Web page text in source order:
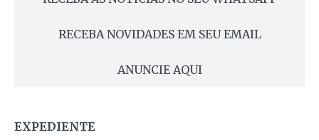
RECEBA NOVIDADES EM SEU EMAIL
ANUNCIE AQUI
EXPEDIENTE